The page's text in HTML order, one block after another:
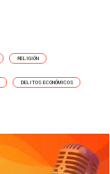
RELIGIÓN
DELITOS ECONÓMICOS